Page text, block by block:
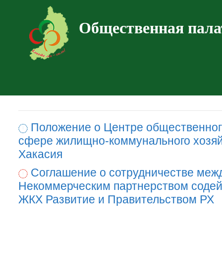
Общественная
Положение о Центре
сфере жилищно-коммунального
Хакасия
Соглашение о сотрудничестве
Некоммерческим партнерством
ЖКХ Развитие и Правительством РХ